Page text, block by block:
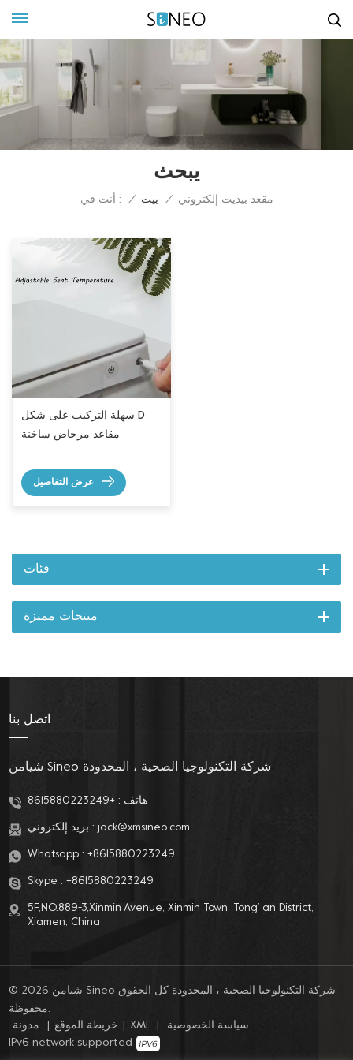
يبحث
أنت في : / بيت / مقعد بيديت إلكتروني
سهلة التركيب على شكل D
مقاعد مرحاض ساخنة
عرض التفاصيل
فئات
منتجات مميزة
اتصل بنا
شيامن Sineo شركة التكنولوجيا الصحية ، المحدودة
هاتف :+8615880223249
بريد إلكتروني : jack@xmsineo.com
Whatsapp : +8615880223249
Skype : +8615880223249
5F,NO.889-3,Xinmin Avenue, Xinmin Town, Tong’ an District,
Xiamen, China
© 2026 شيامن Sineo شركة التكنولوجيا الصحية ، المحدودة كل الحقوق
محفوظة.
مدونة
خريطة الموقع XML
سياسة الخصوصية
IPv6 network supported